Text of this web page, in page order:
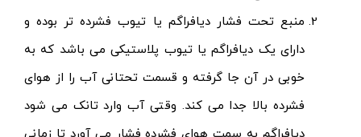
منبع تحت فشار دیافراگم یا تیوب فشرده تر بوده و
دارای یک دیافراگم یا تیوب پلاستیکی می باشد که به
خوبی در آن جا گرفته و قسمت تحتانی آب را از هوای
فشرده بالا جدا می کند. وقتی آب وارد تانک می شود